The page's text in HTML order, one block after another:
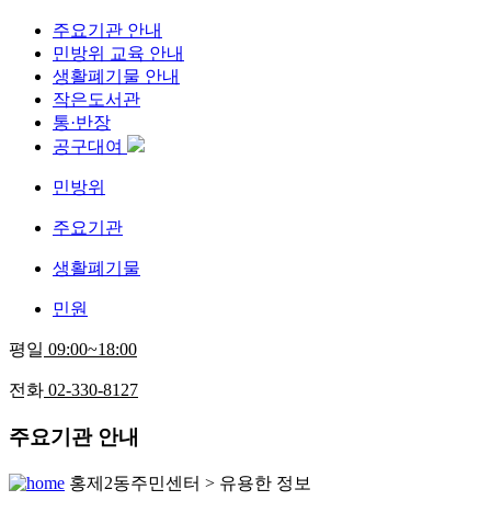
주요기관 안내
민방위 교육 안내
생활폐기물 안내
작은도서관
통·반장
공구대여
민방위
주요기관
생활폐기물
민원
평일 09:00~18:00
전화 02-330-8127
주요기관 안내
홍제2동주민센터 > 유용한 정보